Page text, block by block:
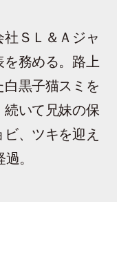
社ＳＬ＆Ａジャ
を務める。路上
白黒子猫スミを
続いて兄妹の保
、ツキを迎え
。